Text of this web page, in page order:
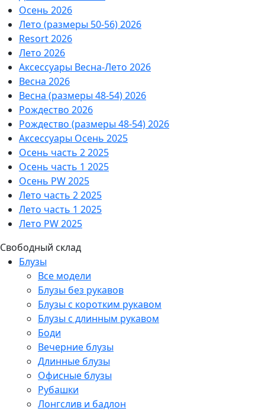
Осень 2026
Лето (размеры 50-56) 2026
Resort 2026
Лето 2026
Аксессуары Весна-Лето 2026
Весна 2026
Весна (размеры 48-54) 2026
Рождество 2026
Рождество (размеры 48-54) 2026
Аксессуары Осень 2025
Осень часть 2 2025
Осень часть 1 2025
Осень PW 2025
Лето часть 2 2025
Лето часть 1 2025
Лето PW 2025
Свободный склад
Блузы
Все модели
Блузы без рукавов
Блузы с коротким рукавом
Блузы с длинным рукавом
Боди
Вечерние блузы
Длинные блузы
Офисные блузы
Рубашки
Лонгслив и бадлон